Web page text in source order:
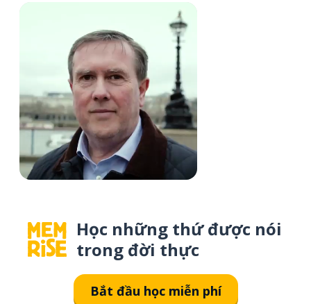
Học những thứ được nói
trong đời thực
Bắt đầu học miễn phí